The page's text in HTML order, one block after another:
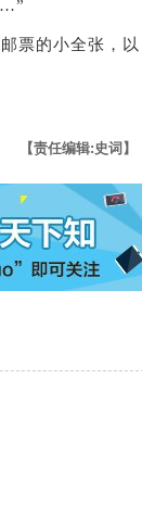
票的小全张，以
【责任编辑:史词】